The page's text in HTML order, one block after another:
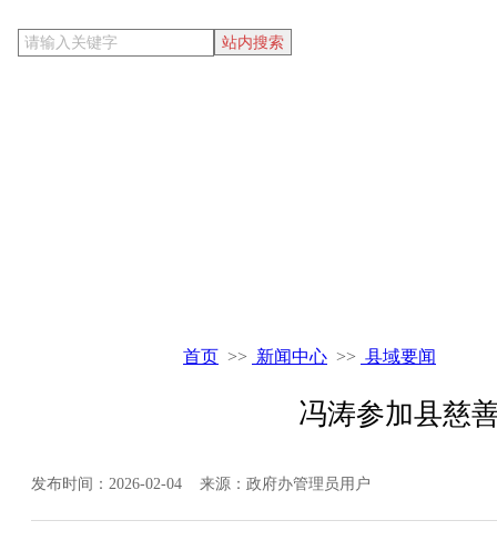
首页 >> 新闻中心 >> 县域要闻
冯涛参加县慈
发布时间：2026-02-04 来源：政府办管理员用户